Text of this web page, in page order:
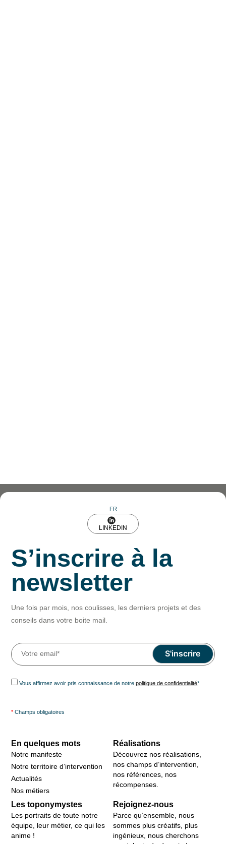
FR
LINKEDIN
S’inscrire à la
newsletter
Une fois par mois, nos coulisses, les derniers projets et des
conseils dans votre boite mail.
Vous affirmez avoir pris connaissance de notrepolitique de confidentialité*
* Champs obligatoires
En quelques mots
Notre manifeste
Notre territoire d’intervention
Actualités
Nos métiers
Réalisations
Découvrez nos réalisations,
nos champs d’intervention,
nos références, nos
récompenses.
Les toponymystes
Les portraits de toute notre
équipe, leur métier, ce qui les
anime !
Rejoignez-nous
Parce qu’ensemble, nous
sommes plus créatifs, plus
ingénieux, nous cherchons